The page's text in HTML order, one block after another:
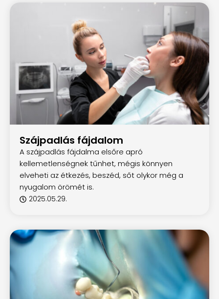
Szájpadlás fájdalom
A szájpadlás fájdalma elsőre apró
kellemetlenségnek tűnhet, mégis könnyen
elveheti az étkezés, beszéd, sőt olykor még a
nyugalom örömét is.
2025.05.29.